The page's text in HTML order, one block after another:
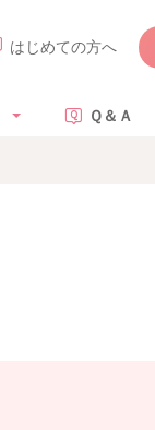
はじめての方へ
Ｑ＆Ａ